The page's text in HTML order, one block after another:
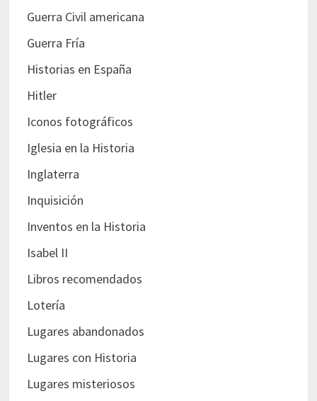
Guerra Civil americana
Guerra Fría
Historias en España
Hitler
Iconos fotográficos
Iglesia en la Historia
Inglaterra
Inquisición
Inventos en la Historia
Isabel II
Libros recomendados
Lotería
Lugares abandonados
Lugares con Historia
Lugares misteriosos